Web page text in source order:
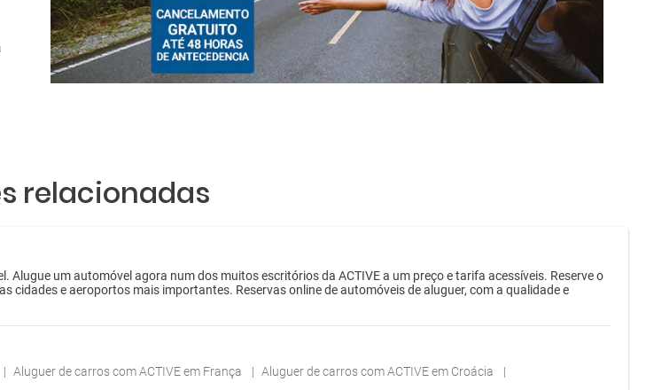
relacionadas
Alugue um automóvel agora num dos muitos escritórios da ACTIVE a um preço e tarifa acessíveis. Reserve o
cidades e aeroportos mais importantes. Reservas online de automóveis de aluguer, com a qualidade e
Aluguer de carros com ACTIVE em França
Aluguer de carros com ACTIVE em Croácia